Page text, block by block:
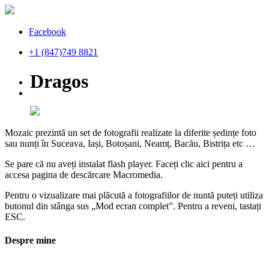
Facebook
+1 (847)749 8821
Dragos
Mozaic prezintă un set de fotografii realizate la diferite ședințe foto
sau nunți în Suceava, Iași, Botoșani, Neamț, Bacău, Bistrița etc …
Se pare că nu aveți instalat flash player. Faceți clic aici pentru a
accesa pagina de descărcare Macromedia.
Pentru o vizualizare mai plăcută a fotografiilor de nuntă puteți utiliza
butonul din stânga sus „Mod ecran complet”. Pentru a reveni, tastați
ESC.
Despre mine